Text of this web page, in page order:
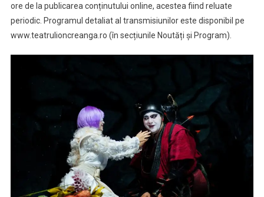
ore de la publicarea conținutului online, acestea fiind reluate
periodic. Programul detaliat al transmisiunilor este disponibil pe
www.teatrulioncreanga.ro (în secțiunile Noutăți și Program).